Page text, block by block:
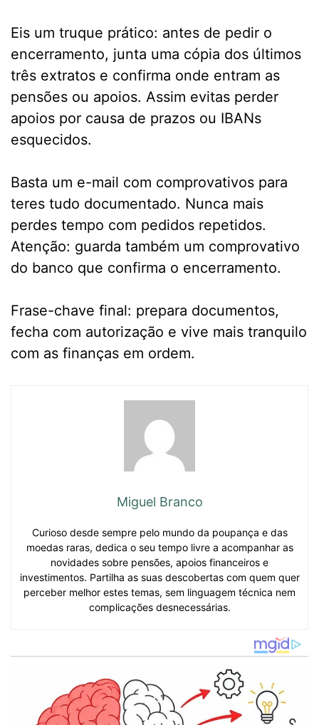
Eis um truque prático: antes de pedir o
encerramento, junta uma cópia dos últimos
três extratos e confirma onde entram as
pensões ou apoios. Assim evitas perder
apoios por causa de prazos ou IBANs
esquecidos.
Basta um e-mail com comprovativos para
teres tudo documentado. Nunca mais
perdes tempo com pedidos repetidos.
Atenção: guarda também um comprovativo
do banco que confirma o encerramento.
Frase-chave final: prepara documentos,
fecha com autorização e vive mais tranquilo
com as finanças em ordem.
Miguel Branco
Curioso desde sempre pelo mundo da poupança e das
moedas raras, dedica o seu tempo livre a acompanhar as
novidades sobre pensões, apoios financeiros e
investimentos. Partilha as suas descobertas com quem quer
perceber melhor estes temas, sem linguagem técnica nem
complicações desnecessárias.